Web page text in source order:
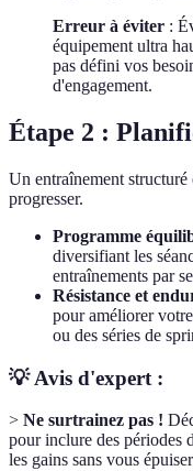
Erreur à éviter :
équipement ultra
pas défini vos
d'engagement.
Étape 2 :
Un entraînement structuré
progresser.
Programme
diversifiant les
entraînements par
Résistance et
pour améliorer
ou des séries de
💡 Avis d'expert :
> Ne surtrainez pas !
pour inclure des périodes
les gains sans vous